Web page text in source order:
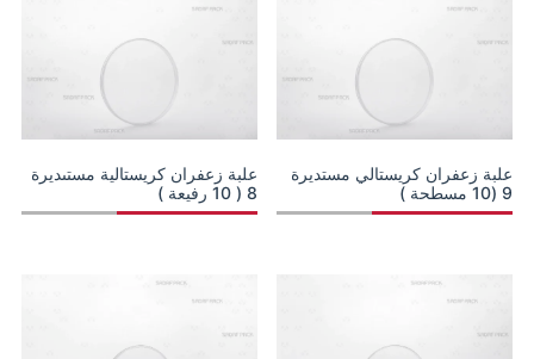
علبة زعفران كريستالي مستديرة
9 (10 مسطحة )
علبة زعفران كريستالية مستىديرة
8 ( 10 رفيعة )